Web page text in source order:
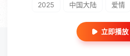
2025 中国大陆 爱情
立即播放